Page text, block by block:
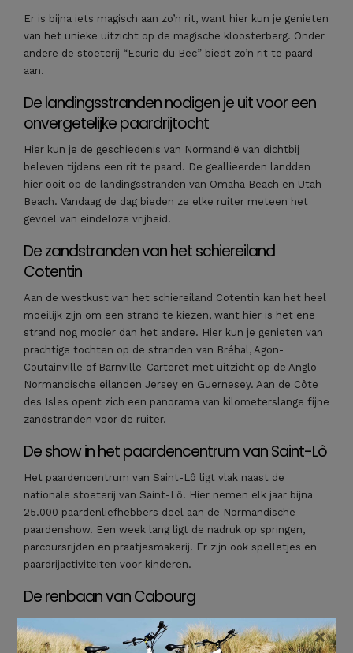
Er is bijna iets magisch aan zo’n rit, want hier kun je genieten
van het unieke uitzicht op de magische kloosterberg. Onder
andere de stoeterij “Ecurie du Bec” biedt zo’n rit te paard
aan.
De landingsstranden nodigen je uit voor een
onvergetelijke paardrijtocht
Hier kun je de geschiedenis van Normandië van dichtbij
beleven tijdens een rit te paard. De geallieerden landden
hier ooit op de landingsstranden van Omaha Beach en Utah
Beach. Vandaag de dag bieden ze elke ruiter meteen het
gevoel van eindeloze vrijheid.
De zandstranden van het schiereiland
Cotentin
Aan de westkust van het schiereiland Cotentin kan het heel
moeilijk zijn om een strand te kiezen, want hier is het ene
strand nog mooier dan het andere. Hier kun je genieten van
prachtige tochten op de stranden van Bréhal, Agon-
Coutainville of Barnville-Carteret met uitzicht op de Anglo-
Normandische eilanden Jersey en Guernesey. Aan de Côte
des Isles opent zich een panorama van kilometerslange fijne
zandstranden voor de ruiter.
De show in het paardencentrum van Saint-Lô
Het paardencentrum van Saint-Lô ligt vlak naast de
nationale stoeterij van Saint-Lô. Hier nemen elk jaar bijna
25.000 paardenliefhebbers deel aan de Normandische
paardenshow. Een week lang ligt de nadruk op springen,
parcoursrijden en praatjesmakerij. Er zijn ook spelletjes en
paardrijactiviteiten voor kinderen.
De renbaan van Cabourg
Cabourg heeft een van de mooiste stranden van Normandië
en een geweldige renbaan. Vooral in de zomermaanden
×